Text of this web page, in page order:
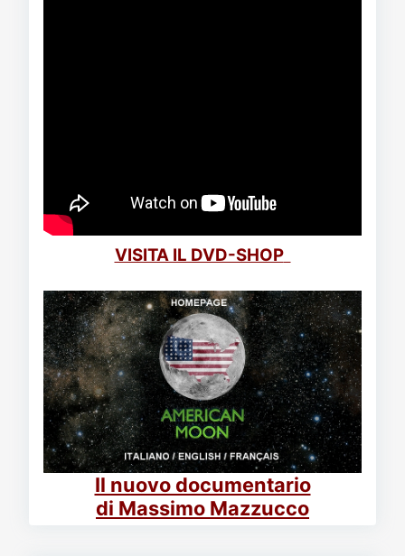
VISITA IL DVD-SHOP
Il nuovo documentario
di Massimo Mazzucco